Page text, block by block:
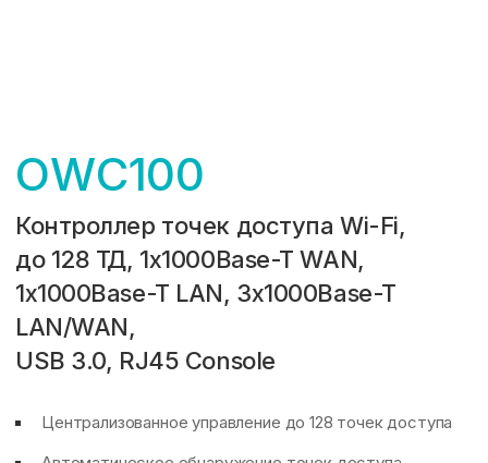
OWC100
Контроллер точек доступа Wi-Fi,
до 128 ТД, 1x1000Base-T WAN,
1x1000Base-T LAN, 3x1000Base-T
LAN/WAN,
USB 3.0, RJ45 Console
Централизованное управление до 128 точек доступа